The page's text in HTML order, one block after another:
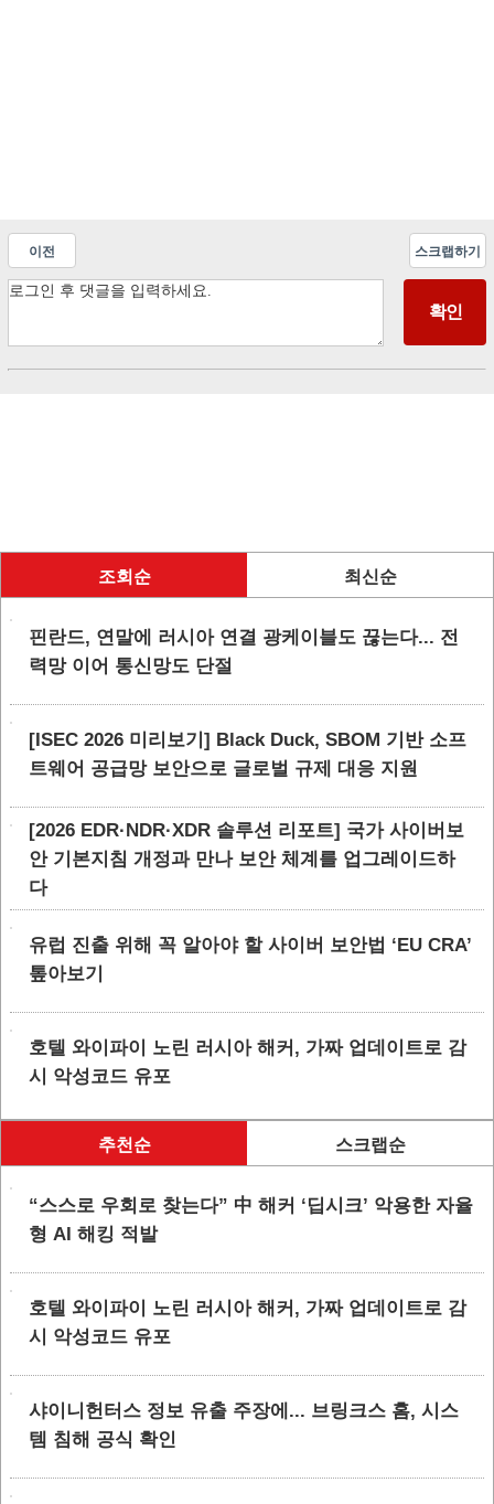
이전 스크랩하기
조회순 최신순
핀란드, 연말에 러시아 연결 광케이블도 끊는다... 전
력망 이어 통신망도 단절
[ISEC 2026 미리보기] Black Duck, SBOM 기반 소프
트웨어 공급망 보안으로 글로벌 규제 대응 지원
[2026 EDR·NDR·XDR 솔루션 리포트] 국가 사이버보
안 기본지침 개정과 만나 보안 체계를 업그레이드하
다
유럽 진출 위해 꼭 알아야 할 사이버 보안법 ‘EU CRA’
톺아보기
호텔 와이파이 노린 러시아 해커, 가짜 업데이트로 감
시 악성코드 유포
추천순 스크랩순
“스스로 우회로 찾는다” 中 해커 ‘딥시크’ 악용한 자율
형 AI 해킹 적발
호텔 와이파이 노린 러시아 해커, 가짜 업데이트로 감
시 악성코드 유포
샤이니헌터스 정보 유출 주장에... 브링크스 홈, 시스
템 침해 공식 확인